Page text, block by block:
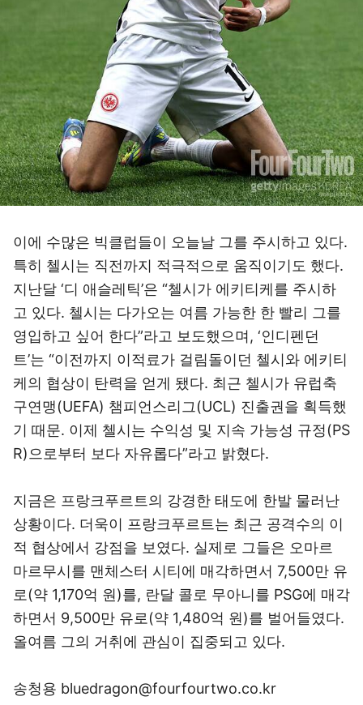
이에 수많은 빅클럽들이 오늘날 그를 주시하고 있다.
특히 첼시는 직전까지 적극적으로 움직이기도 했다.
지난달 ‘디 애슬레틱’은 “첼시가 에키티케를 주시하
고 있다. 첼시는 다가오는 여름 가능한 한 빨리 그를
영입하고 싶어 한다”라고 보도했으며, ‘인디펜던
트’는 “이전까지 이적료가 걸림돌이던 첼시와 에키티
케의 협상이 탄력을 얻게 됐다. 최근 첼시가 유럽축
구연맹(UEFA) 챔피언스리그(UCL) 진출권을 획득했
기 때문. 이제 첼시는 수익성 및 지속 가능성 규정(PS
R)으로부터 보다 자유롭다”라고 밝혔다.
지금은 프랑크푸르트의 강경한 태도에 한발 물러난
상황이다. 더욱이 프랑크푸르트는 최근 공격수의 이
적 협상에서 강점을 보였다. 실제로 그들은 오마르
마르무시를 맨체스터 시티에 매각하면서 7,500만 유
로(약 1,170억 원)를, 란달 콜로 무아니를 PSG에 매각
하면서 9,500만 유로(약 1,480억 원)를 벌어들였다.
올여름 그의 거취에 관심이 집중되고 있다.
송청용 bluedragon@fourfourtwo.co.kr